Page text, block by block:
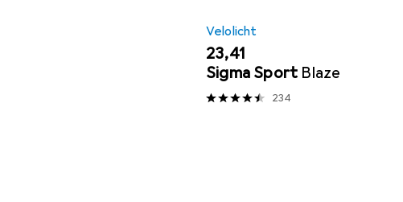
Velolicht
EUR
23,41
Sigma Sport Blaze
234